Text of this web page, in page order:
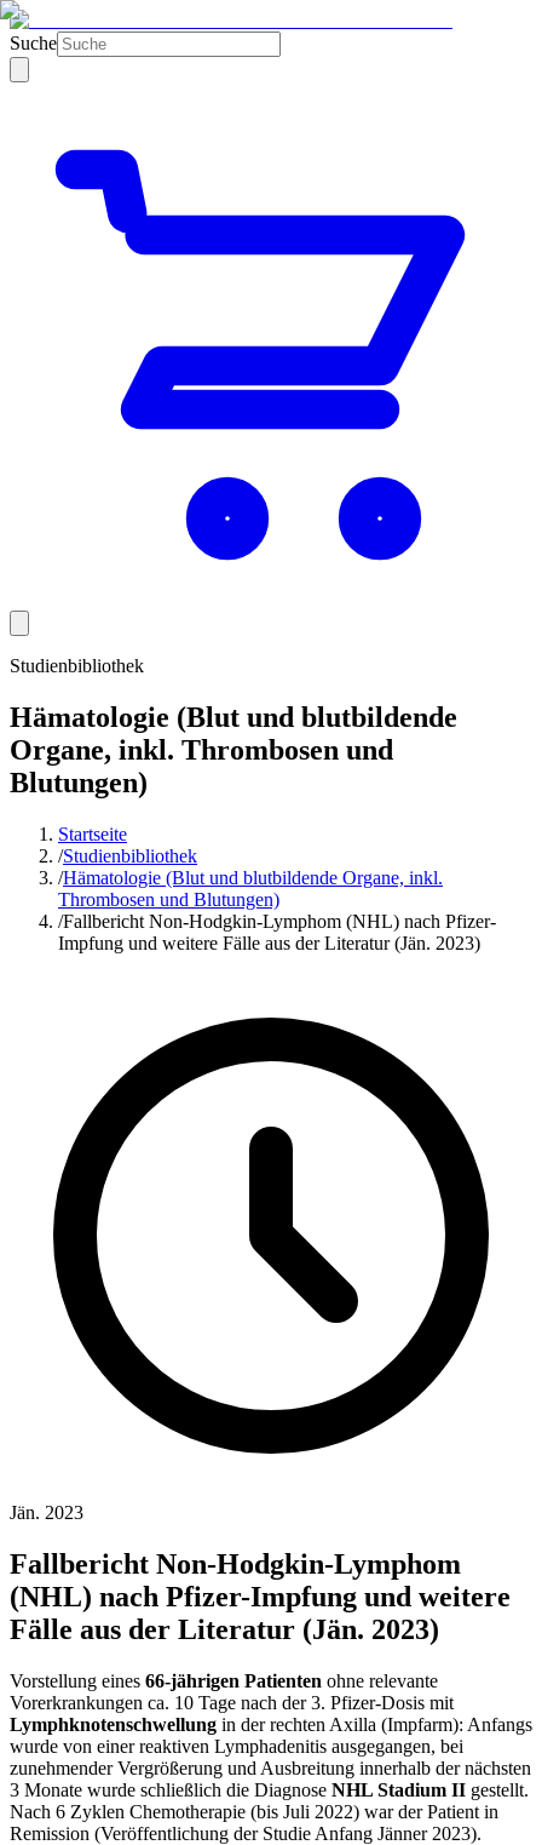
Suche
Studienbibliothek
Hämatologie (Blut und blutbildende
Organe, inkl. Thrombosen und
Blutungen)
Startseite
/Studienbibliothek
/Hämatologie (Blut und blutbildende Organe, inkl.
Thrombosen und Blutungen)
/Fallbericht Non-Hodgkin-Lymphom (NHL) nach Pfizer-
Impfung und weitere Fälle aus der Literatur (Jän. 2023)
Jän. 2023
Fallbericht Non-Hodgkin-Lymphom
(NHL) nach Pfizer-Impfung und weitere
Fälle aus der Literatur (Jän. 2023)
Vorstellung eines 66-jährigen Patienten ohne relevante
Vorerkrankungen ca. 10 Tage nach der 3. Pfizer-Dosis mit
Lymphknotenschwellung in der rechten Axilla (Impfarm): Anfangs
wurde von einer reaktiven Lymphadenitis ausgegangen, bei
zunehmender Vergrößerung und Ausbreitung innerhalb der nächsten
3 Monate wurde schließlich die Diagnose NHL Stadium II gestellt.
Nach 6 Zyklen Chemotherapie (bis Juli 2022) war der Patient in
Remission (Veröffentlichung der Studie Anfang Jänner 2023).